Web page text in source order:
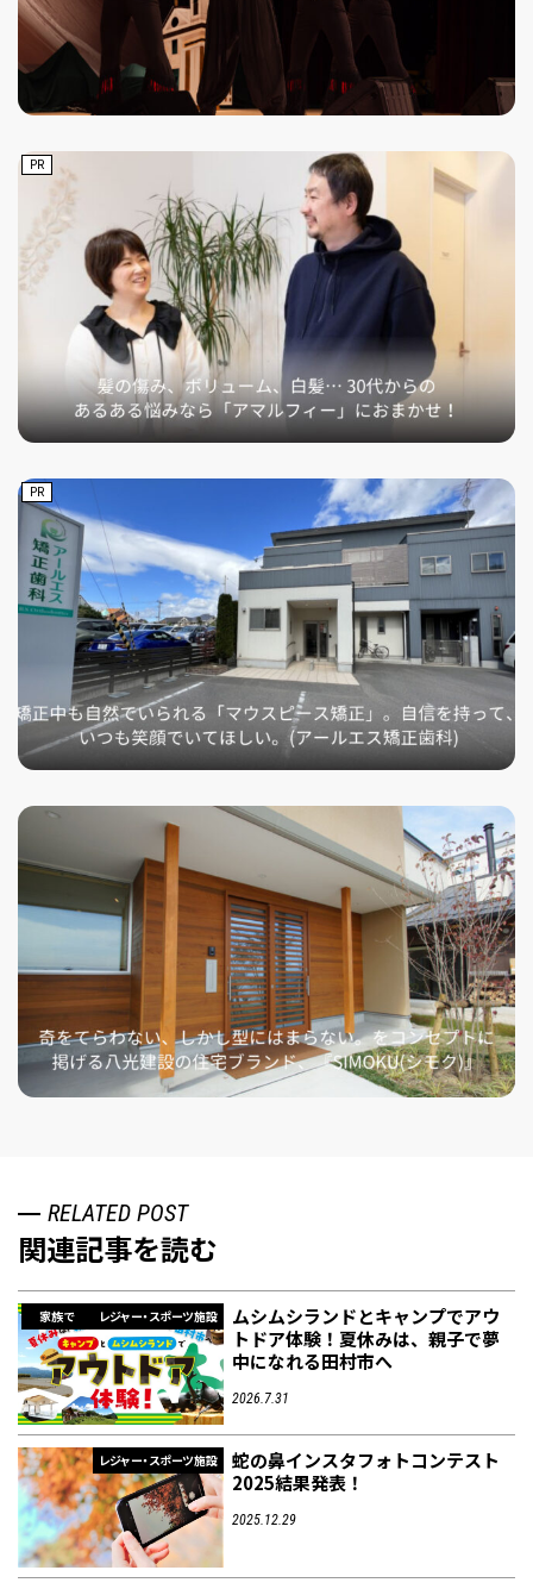
PR
PR
RELATED POST
関連記事を読む
家族で レジャー・スポーツ施設
ムシムシランドとキャンプでアウ
トドア体験！夏休みは、親子で夢
中になれる田村市へ
2026.7.31
レジャー・スポーツ施設
蛇の鼻インスタフォトコンテスト
2025結果発表！
2025.12.29